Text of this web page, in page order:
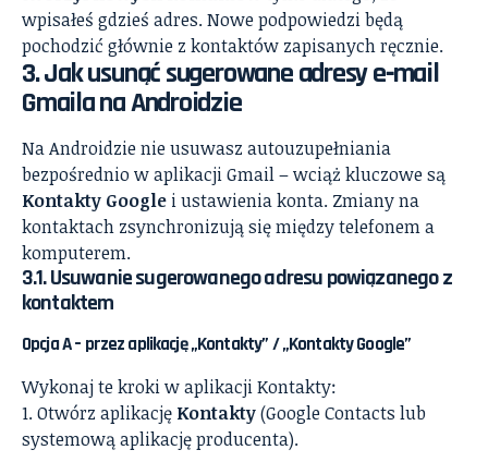
wpisałeś gdzieś adres. Nowe podpowiedzi będą
pochodzić głównie z kontaktów zapisanych ręcznie.
3. Jak usunąć sugerowane adresy e‑mail
Gmaila na Androidzie
Na Androidzie nie usuwasz autouzupełniania
bezpośrednio w aplikacji Gmail – wciąż kluczowe są
Kontakty Google i ustawienia konta. Zmiany na
kontaktach zsynchronizują się między telefonem a
komputerem.
3.1. Usuwanie sugerowanego adresu powiązanego z
kontaktem
Opcja A – przez aplikację „Kontakty” / „Kontakty Google”
Wykonaj te kroki w aplikacji Kontakty:
Otwórz aplikację Kontakty(Google Contacts lub
systemową aplikację producenta).